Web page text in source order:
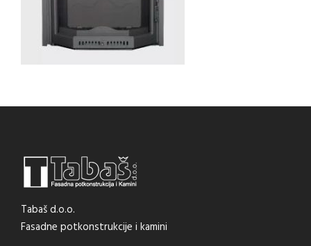
Tabaš d.o.o.
Fasadne potkonstrukcije i kamini